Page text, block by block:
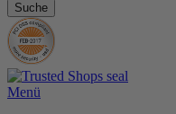
Suche
Menü